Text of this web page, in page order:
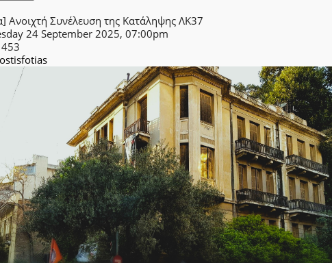
Ανοιχτή Συνέλευση της Κατάληψης ΛΚ37
24 September 2025, 07:00pm